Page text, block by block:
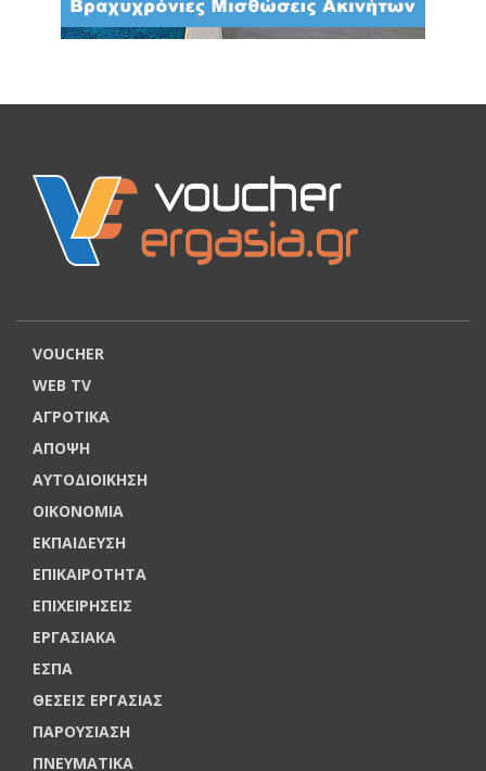
VOUCHER
WEB TV
ΑΓΡΟΤΙΚΑ
ΑΠΟΨΗ
ΑΥΤΟΔΙΟΙΚΗΣΗ
ΟΙΚΟΝΟΜΙΑ
ΕΚΠΑΙΔΕΥΣΗ
ΕΠΙΚΑΙΡΟΤΗΤΑ
ΕΠΙΧΕΙΡΗΣΕΙΣ
ΕΡΓΑΣΙΑΚΑ
ΕΣΠΑ
ΘΕΣΕΙΣ ΕΡΓΑΣΙΑΣ
ΠΑΡΟΥΣΙΑΣΗ
ΠΝΕΥΜΑΤΙΚΑ